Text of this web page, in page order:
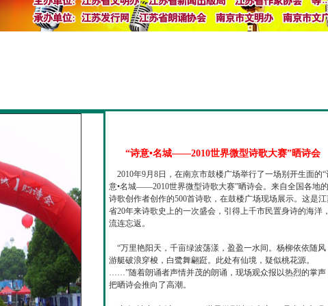
“诗意•名城——2010世界微型诗歌大赛”晒诗会
2010年9月8日，在南京市鼓楼广场举行了一场别开生面的“
意•名城——2010世界微型诗歌大赛”晒诗会。来自全国各地的
诗歌创作者创作的500首诗歌，在鼓楼广场现场展示。这是
省20年来诗歌史上的一次盛会，引得上千市民置身诗的海洋
流连忘返。
“万里艳阳天，千亩绿波荡漾，盈盈一水间。杨柳依依随风
游艇破浪穿梭，白鹭舞翩跹。此处有仙境，疑似桃花源。
……”随着朗诵者声情并茂的朗诵，现场观众报以热烈的掌声
把晒诗会推向了高潮。